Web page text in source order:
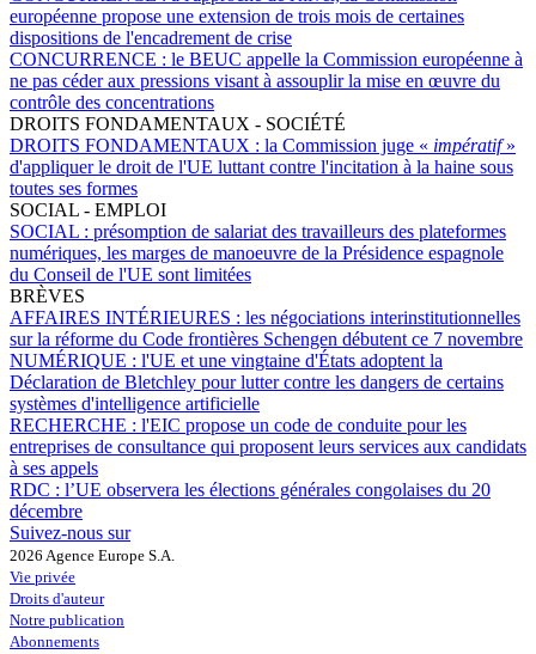
européenne propose une extension de trois mois de certaines
dispositions de l'encadrement de crise
CONCURRENCE : le BEUC appelle la Commission européenne à
ne pas céder aux pressions visant à assouplir la mise en œuvre du
contrôle des concentrations
DROITS FONDAMENTAUX - SOCIÉTÉ
DROITS FONDAMENTAUX : la Commission juge « impératif»
d'appliquer le droit de l'UE luttant contre l'incitation à la haine sous
toutes ses formes
SOCIAL - EMPLOI
SOCIAL : présomption de salariat des travailleurs des plateformes
numériques, les marges de manoeuvre de la Présidence espagnole
du Conseil de l'UE sont limitées
BRÈVES
AFFAIRES INTÉRIEURES : les négociations interinstitutionnelles
sur la réforme du Code frontières Schengen débutent ce 7 novembre
NUMÉRIQUE : l'UE et une vingtaine d'États adoptent la
Déclaration de Bletchley pour lutter contre les dangers de certains
systèmes d'intelligence artificielle
RECHERCHE : l'EIC propose un code de conduite pour les
entreprises de consultance qui proposent leurs services aux candidats
à ses appels
RDC : l’UE observera les élections générales congolaises du 20
décembre
Suivez-nous sur
2026 Agence Europe S.A.
Vie privée
Droits d'auteur
Notre publication
Abonnements